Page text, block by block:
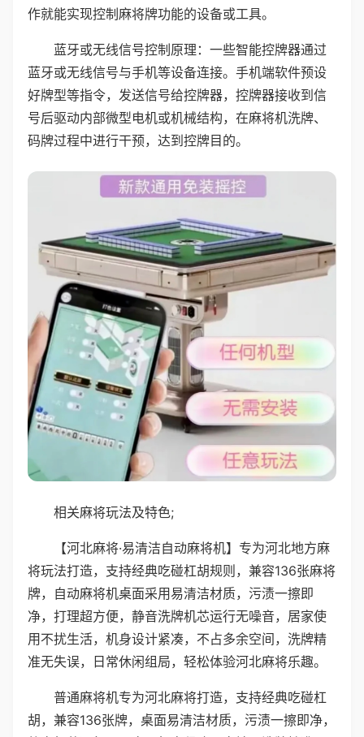
作就能实现控制麻将牌功能的设备或工具。
蓝牙或无线信号控制原理：一些智能控牌器通过
蓝牙或无线信号与手机等设备连接。手机端软件预设
好牌型等指令，发送信号给控牌器，控牌器接收到信
号后驱动内部微型电机或机械结构，在麻将机洗牌、
码牌过程中进行干预，达到控牌目的。
相关麻将玩法及特色;
【河北麻将·易清洁自动麻将机】专为河北地方麻
将玩法打造，支持经典吃碰杠胡规则，兼容136张麻将
牌，自动麻将机桌面采用易清洁材质，污渍一擦即
净，打理超方便，静音洗牌机芯运行无噪音，居家使
用不扰生活，机身设计紧凑，不占多余空间，洗牌精
准无失误，日常休闲组局，轻松体验河北麻将乐趣。
普通麻将机专为河北麻将打造，支持经典吃碰杠
胡，兼容136张牌，桌面易清洁材质，污渍一擦即净，